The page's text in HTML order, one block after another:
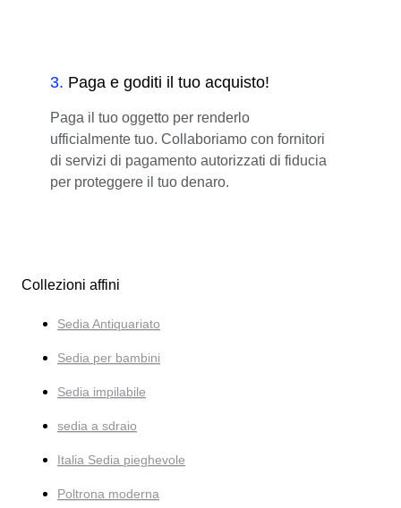
3. Paga e goditi il tuo acquisto!
Paga il tuo oggetto per renderlo
ufficialmente tuo. Collaboriamo con fornitori
di servizi di pagamento autorizzati di fiducia
per proteggere il tuo denaro.
Collezioni affini
Sedia Antiquariato
Sedia per bambini
Sedia impilabile
sedia a sdraio
Italia Sedia pieghevole
Poltrona moderna